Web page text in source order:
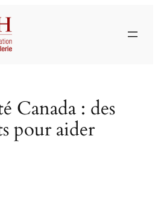
Canada : des
pour aider